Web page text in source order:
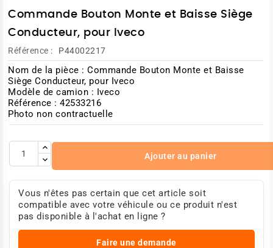
Commande Bouton Monte et Baisse Siège
Conducteur, pour Iveco
Référence : P44002217
Nom de la pièce : Commande Bouton Monte et Baisse
Siège Conducteur, pour Iveco
Modèle de camion : Iveco
Référence : 42533216
Photo non contractuelle
Ajouter au panier
Vous n'êtes pas certain que cet article soit
compatible avec votre véhicule ou ce produit n'est
pas disponible à l'achat en ligne ?
Faire une demande